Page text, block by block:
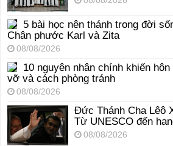
5 bài học nên thánh trong đời
Chân phước Karl và Zita
08/08/2026
10 nguyên nhân chính khiến
vỡ và cách phòng tránh
08/08/2026
Đức Thánh Cha Lêô
Từ UNESCO đến
08/08/2026